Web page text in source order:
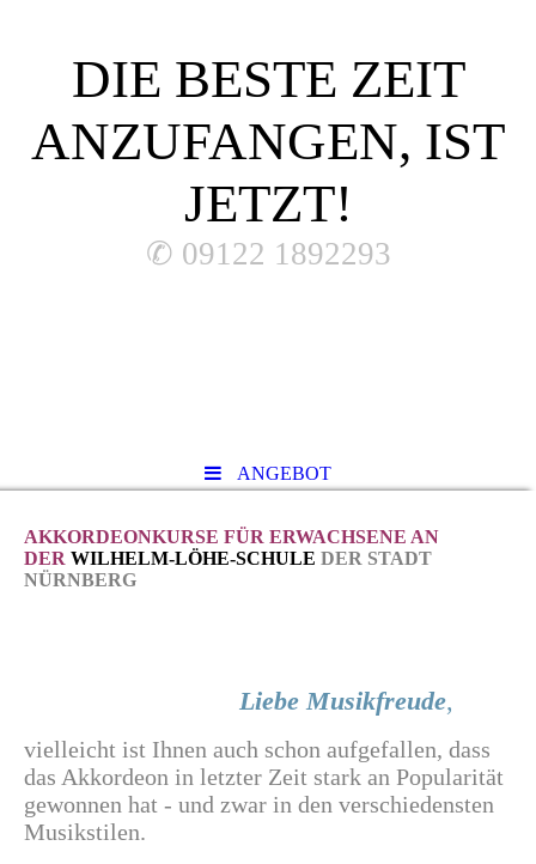
DIE BESTE ZEIT
ANZUFANGEN, IST
JETZT!
✆ 09122 1892293
ANGEBOT
AKKORDEONKURSE FÜR ERWACHSENE AN
DER WILHELM-LÖHE-SCHULE DER STADT
NÜRNBERG
Liebe Musikfreude,
vielleicht ist Ihnen auch schon aufgefallen, dass
das Akkordeon in letzter Zeit stark an Popularität
gewonnen hat - und zwar in den verschiedensten
Musikstilen.